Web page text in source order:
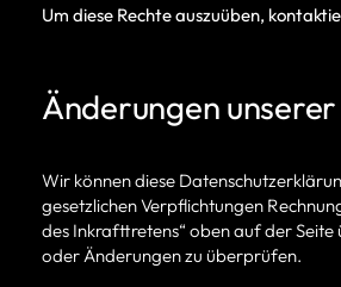
Um diese Rechte auszuüben,
Änderungen
Wir können diese
gesetzlichen Verpflichtungen
des Inkrafttretens“ oben auf der
oder Änderungen zu überprüfen.